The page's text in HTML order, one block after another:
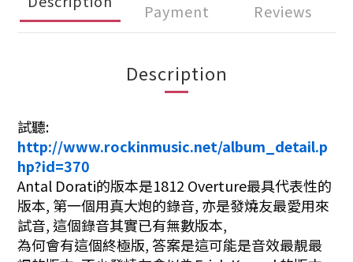
Payment
Reviews
Description
試聽:
http://www.rockinmusic.net/album_detail.p
hp?id=370
Antal Dorati的版本是1812 Overture最具代表性的
版本, 第一個用真大炮的錄音, 亦是發燒友最愛用來
試音, 這個錄音其實已有無數版本,
為何會有這個終極版, 答案是這可能是音效最靚最